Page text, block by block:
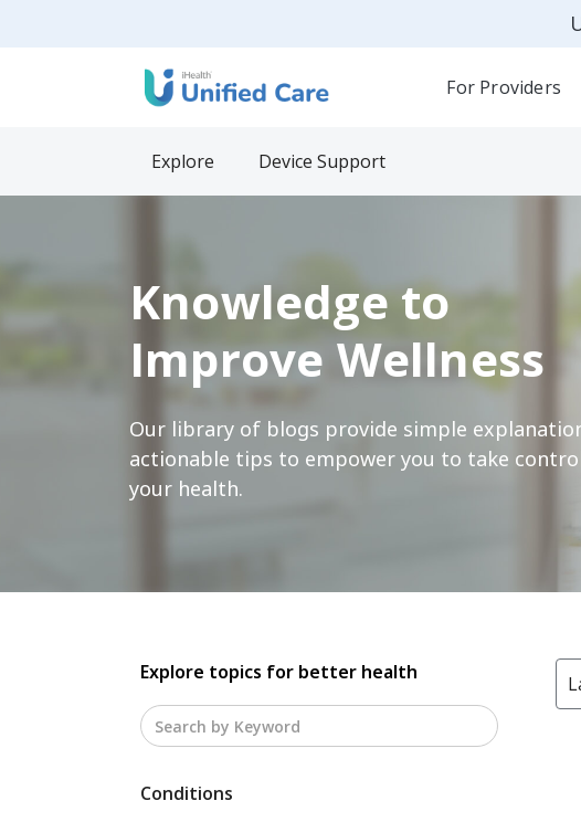
For Providers
Explore Device Support
Knowledge to
Improve Wellness
Our library of blogs provide simple
actionable tips to empower you to take
your health.
Explore topics for better health
Conditions